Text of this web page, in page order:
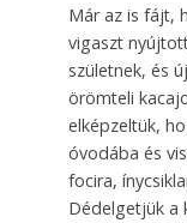
Már az is fájt,
vigaszt
születnek, és
örömteli
elképzeltük,
óvodába és
focira,
Dédelgetjük a